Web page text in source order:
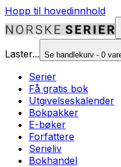
Hopp til hovedinnhold
Laster... Se handlekurv - 0
Serier
Få gratis bok
Utgivelseskalender
Bokpakker
E-bøker
Forfattere
Serieliv
Bokhandel